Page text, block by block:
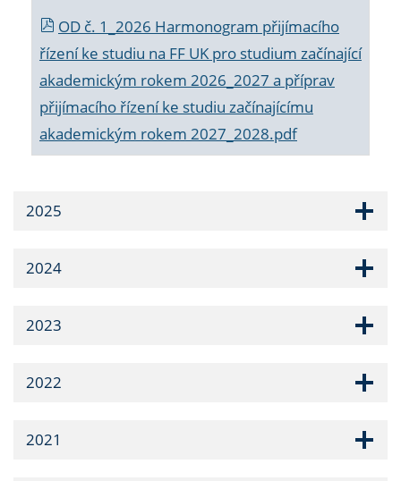
OD č. 1_2026 Harmonogram přijímacího
řízení ke studiu na FF UK pro studium začínající
akademickým rokem 2026_2027 a příprav
přijímacího řízení ke studiu začínajícímu
akademickým rokem 2027_2028.pdf
2025
2024
2023
2022
2021